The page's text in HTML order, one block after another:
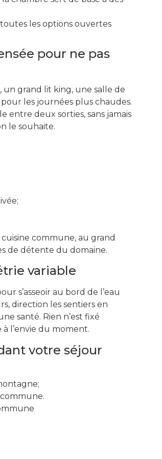
les options ouvertes
pour ne pas
un grand lit king, une salle de
les journées plus chaudes.
entre deux sorties, sans jamais
le souhaite.
commune, au grand
de détente du domaine.
variable
s’asseoir au bord de l’eau
direction les sentiers en
santé. Rien n’est fixé
à l’envie du moment.
votre séjour